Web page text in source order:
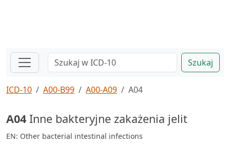
Szukaj
ICD-10 A00-B99 A00-A09 A04
A04 Inne bakteryjne zakażenia jelit
EN: Other bacterial intestinal infections